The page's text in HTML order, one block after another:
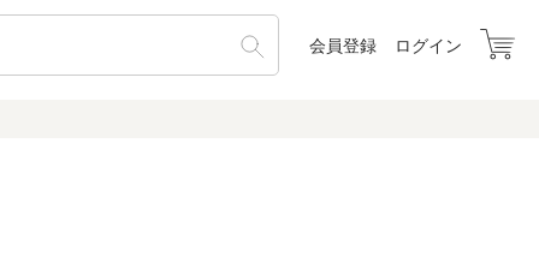
会員登録 ログイン